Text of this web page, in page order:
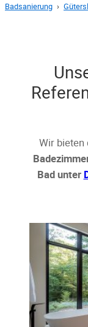
Badsanierung ›
Wir bieten
Bad unter